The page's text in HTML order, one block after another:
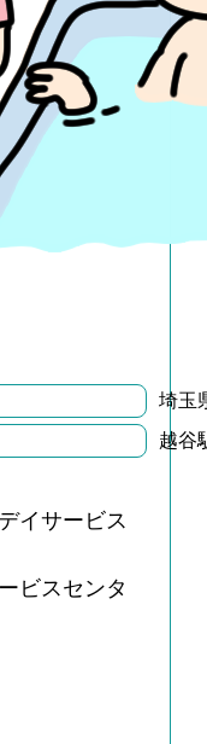
埼玉
越谷
イサービス
ビスセンタ